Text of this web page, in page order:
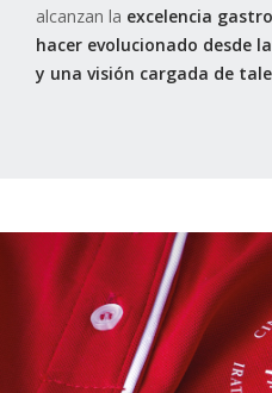
alcanzan la excelencia
hacer evolucionado desde
y una visión cargada de